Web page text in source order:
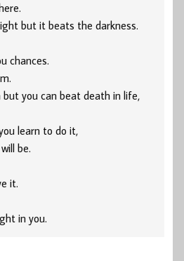
but it beats the darkness.
chances.
but you can beat death in life,
learn to do it,
be.
it.
in you.